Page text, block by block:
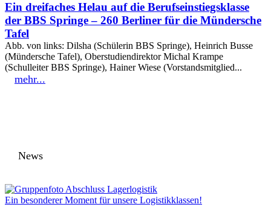
Ein dreifaches Helau auf die Berufseinstiegsklasse
der BBS Springe – 260 Berliner für die Mündersche
Tafel
Abb. von links: Dilsha (Schülerin BBS Springe), Heinrich Busse
(Mündersche Tafel), Oberstudiendirektor Michal Krampe
(Schulleiter BBS Springe), Hainer Wiese (Vorstandsmitglied...
mehr...
News
Ein besonderer Moment für unsere Logistikklassen!